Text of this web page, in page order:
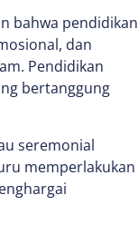
bahwa pendidikan
dan
Pendidikan
bertanggung
seremonial
memperlakukan